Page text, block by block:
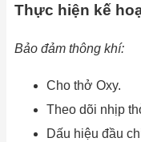
Thực hiện kế
Bảo đảm thông khí:
Cho thở Oxy.
Theo dõi nhịp
Dấu hiệu đầu